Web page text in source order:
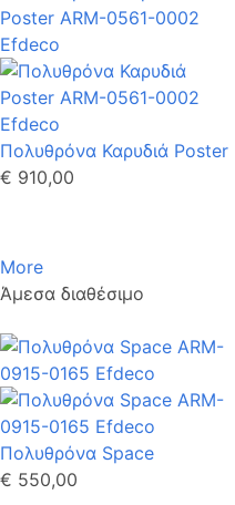
Πολυθρόνα Καρυδιά Poster
€ 910,00
More
Άμεσα διαθέσιμο
Πολυθρόνα Space
€ 550,00